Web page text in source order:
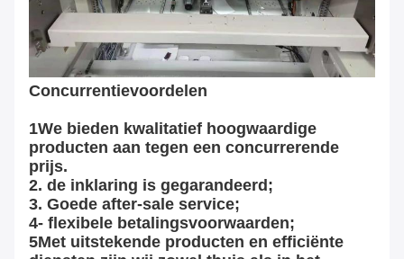
Concurrentievoordelen
1We bieden kwalitatief hoogwaardige
producten aan tegen een concurrerende
prijs.
2. de inklaring is gegarandeerd;
3. Goede after-sale service;
4- flexibele betalingsvoorwaarden;
5Met uitstekende producten en efficiënte